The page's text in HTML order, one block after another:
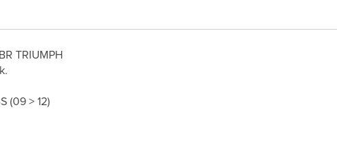
TRIUMPH
(09 > 12)